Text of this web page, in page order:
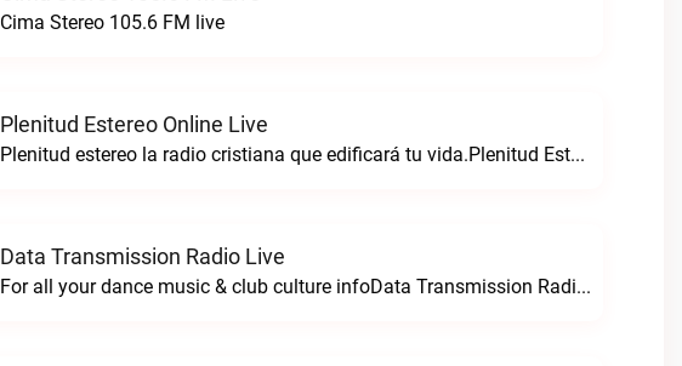
Cima Stereo 105.6 FM live
Plenitud Estereo Online Live
Plenitud estereo la radio cristiana que edificará tu vida.Plenitud Estereo Online live
Data Transmission Radio Live
For all your dance music & club culture infoData Transmission Radio live